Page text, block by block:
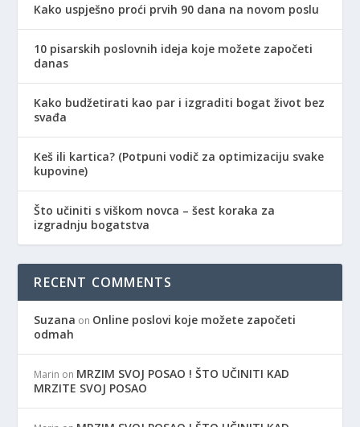
Kako uspješno proći prvih 90 dana na novom poslu
10 pisarskih poslovnih ideja koje možete započeti
danas
Kako budžetirati kao par i izgraditi bogat život bez
svađa
Keš ili kartica? (Potpuni vodič za optimizaciju svake
kupovine)
Što učiniti s viškom novca – šest koraka za
izgradnju bogatstva
RECENT COMMENTS
Suzana on Online poslovi koje možete započeti
odmah
Marin on MRZIM SVOJ POSAO ! ŠTO UČINITI KAD
MRZITE SVOJ POSAO